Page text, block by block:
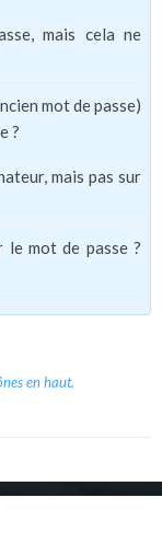
mais cela ne
mot de passe)
?
mais pas sur
le mot de passe ?
en haut.